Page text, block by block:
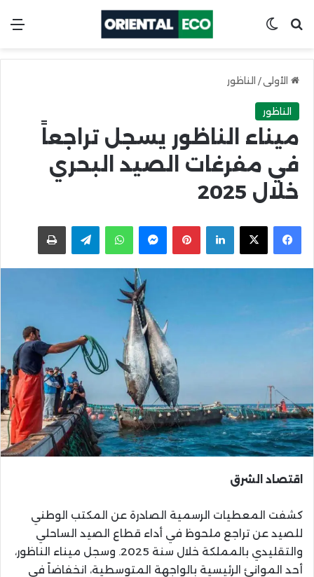
ابحث عنSwitch skin
الأولى / الناظور
الناظور
ميناء الناظور يسجل تراجعاً
في مفرغات الصيد البحري
خلال 2025
Facebook
X
LinkedIn
Pinterest
Messenger
WhatsApp
Telegramاطبعها
اقتصاد الشرق
كشفت المعطيات الرسمية الصادرة عن المكتب الوطني
للصيد عن تراجع ملحوظ في أداء قطاع الصيد الساحلي
والتقليدي بالمملكة خلال سنة 2025. وسجل ميناء الناظور،
أحد الموانئ الرئيسية بالواجهة المتوسطية، انخفاضاً في